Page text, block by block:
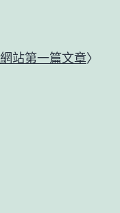
網站第一篇文章〉